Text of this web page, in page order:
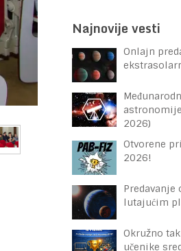
Najnovije vesti
Onlajn
2026)
Otvorene
2026!
Predavanje
lutajućim
Okružno
učenike